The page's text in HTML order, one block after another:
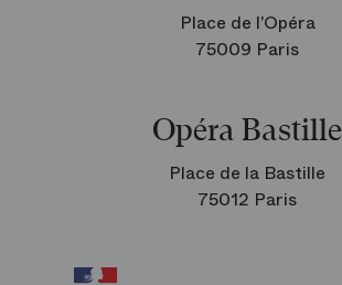
Place de l’Opéra
75009 Paris
Opéra Bastille
Place de la Bastille
75012 Paris